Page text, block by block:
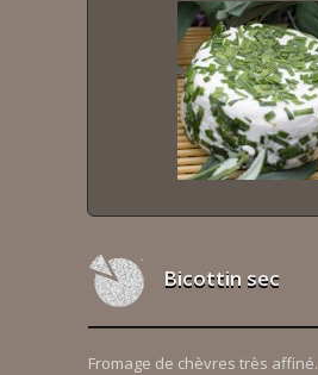
Bicottin sec
Fromage de chèvres très affiné.